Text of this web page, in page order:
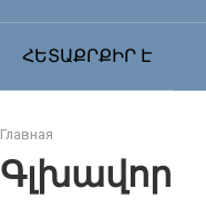
ՀԵՏԱՔՐՔԻՐ Է
Главная
Գլխավոր